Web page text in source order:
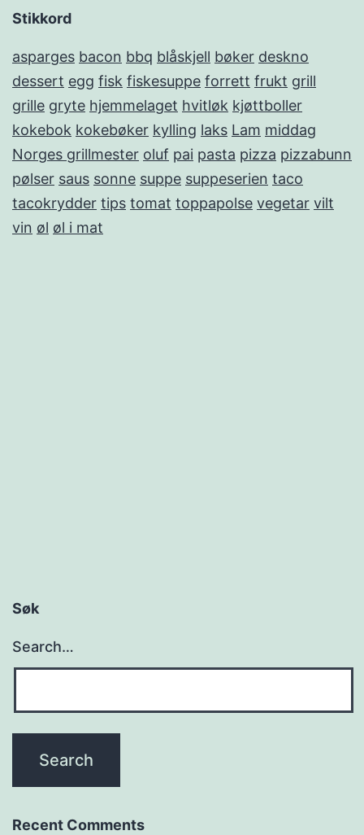
Stikkord
asparges bacon bbq blåskjell bøker deskno
dessert egg fisk fiskesuppe forrett frukt grill
grille gryte hjemmelaget hvitløk kjøttboller
kokebok kokebøker kylling laks Lam middag
Norges grillmester oluf pai pasta pizza pizzabunn
pølser saus sonne suppe suppeserien taco
tacokrydder tips tomat toppapolse vegetar vilt
vin øl øl i mat
Søk
Search…
Recent Comments